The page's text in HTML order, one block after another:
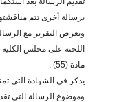
برسالة أخرى تتم
ويعرض التقرير مع
اللجنة على مجلس الكلية
مادة (55) :
يذكر في الشهادة التي
وموضوع الرسالة التي